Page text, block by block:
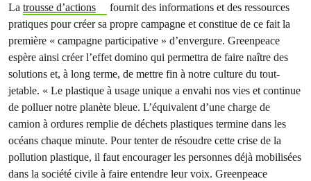
La trousse d’actions
fournit des informations et des ressources
pratiques pour créer sa propre campagne et constitue de ce fait la
première « campagne participative » d’envergure. Greenpeace
espère ainsi créer l’effet domino qui permettra de faire naître des
solutions et, à long terme, de mettre fin à notre culture du tout-
jetable. « Le plastique à usage unique a envahi nos vies et continue
de polluer notre planète bleue. L’équivalent d’une charge de
camion à ordures remplie de déchets plastiques termine dans les
océans chaque minute. Pour tenter de résoudre cette crise de la
pollution plastique, il faut encourager les personnes déjà mobilisées
dans la société civile à faire entendre leur voix. Greenpeace